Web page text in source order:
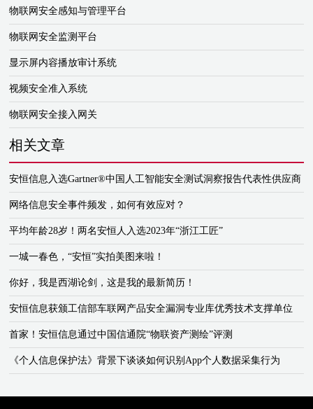
物联网安全感知与管理平台
物联网安全监测平台
显示屏内容播放审计系统
视频安全准入系统
物联网安全接入网关
相关文章
安恒信息入选Gartner®中国人工智能安全测试洞察报告代表性供应商
网络信息安全事件频发，如何有效应对？
平均年龄28岁！两名安恒人入选2023年“浙江工匠”
一城一春色，“安恒”实拍美图来啦！
你好，我是西湖论剑，这是我的最新简历！
安恒信息获颁工信部车联网产品安全漏洞专业库优秀技术支撑单位
首家！安恒信息通过中国信通院“物联资产测绘”评测
《个人信息保护法》背景下谈谈如何识别App个人数据采集行为